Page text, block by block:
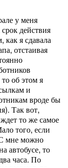
у меня
действия
как я сдавала
отстаивая
об этом я
и
вроде бы
Так вот,
то же самое
того, если
мне можно
автобусе, то
часа. По